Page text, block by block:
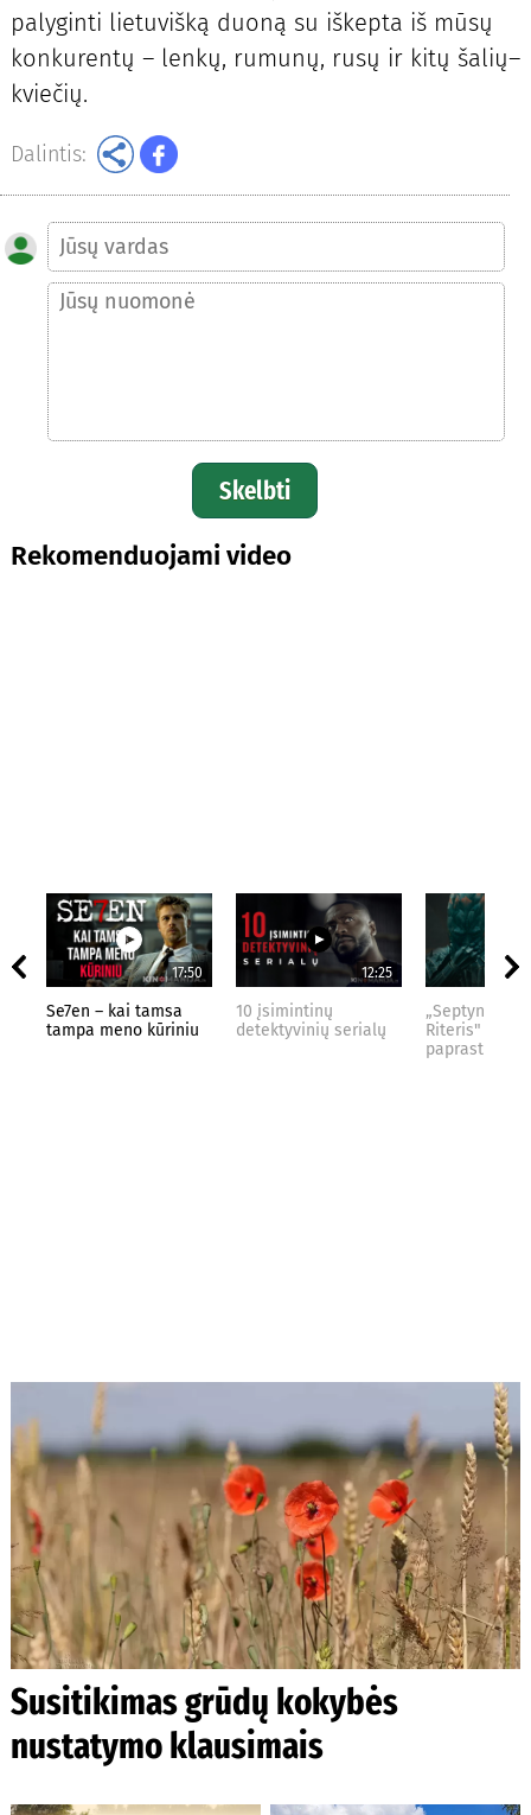
palyginti lietuvišką duoną su iškepta iš mūsų
konkurentų – lenkų, rumunų, rusų ir kitų šalių–
kviečių.
Dalintis:
Skelbti
Rekomenduojami video
17:50
Se7en – kai tamsa
tampa meno kūriniu
12:25
10 įsimintinų
detektyvinių serialų
„Septynių
Riteris" – kai
paprastumas
Susitikimas grūdų kokybės
nustatymo klausimais